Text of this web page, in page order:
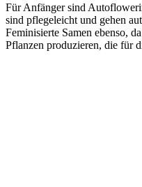
Für Anfänger sind
sind pflegeleicht und gehen
Feminisierte Samen ebenso,
Pflanzen produzieren, die für